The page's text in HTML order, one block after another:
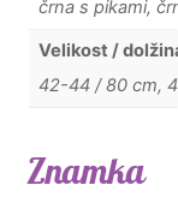
črna s pikami,
Velikost /
42-44 / 80 cm,
Znamka